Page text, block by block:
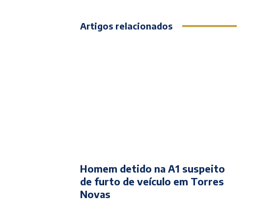
Artigos relacionados
Homem detido na A1 suspeito
de furto de veículo em Torres
Novas